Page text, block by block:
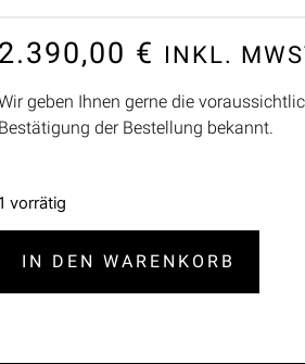
2.390,00 € INKL.
geben Ihnen gerne die
Bestätigung der Bestellung bekannt.
vorrätig
IN DEN WARENKORB